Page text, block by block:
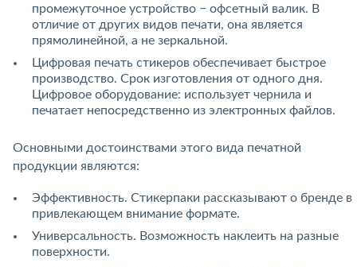
промежуточное устройство − офсетный валик. В
отличие от других видов печати, она является
прямолинейной, а не зеркальной.
Цифровая печать стикеров обеспечивает быстрое
производство. Срок изготовления от одного дня.
Цифровое оборудование: использует чернила и
печатает непосредственно из электронных файлов.
Основными достоинствами этого вида печатной
продукции являются:
Эффективность. Стикерпаки рассказывают о бренде в
привлекающем внимание формате.
Универсальность. Возможность наклеить на разные
поверхности.